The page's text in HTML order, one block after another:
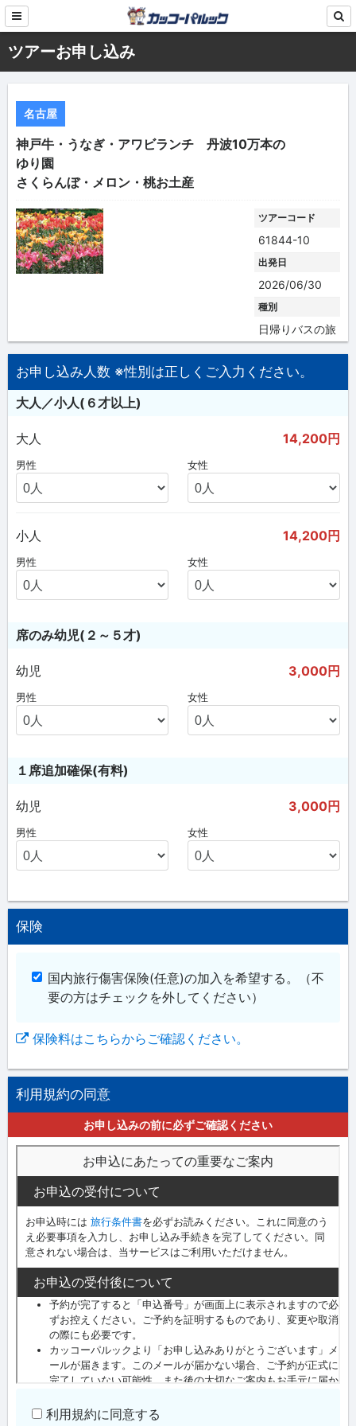
ツアーお申し込み
名古屋
神戸牛・うなぎ・アワビランチ 丹波10万本の
ゆり園
さくらんぼ・メロン・桃お土産
ツアーコード
61844-10
出発日
2026/06/30
種別
日帰りバスの旅
お申し込み人数 ※性別は正しくご入力ください。
大人／小人(６才以上)
大人 14,200円
男性 女性
小人 14,200円
男性 女性
席のみ幼児(２～５才)
幼児 3,000円
男性 女性
１席追加確保(有料)
幼児 3,000円
男性 女性
保険
国内旅行傷害保険(任意)の加入を希望する。
（不
要の方はチェックを外してください）
保険料はこちらからご確認ください。
利用規約の同意
お申し込みの前に必ずご確認ください
利用規約に同意する